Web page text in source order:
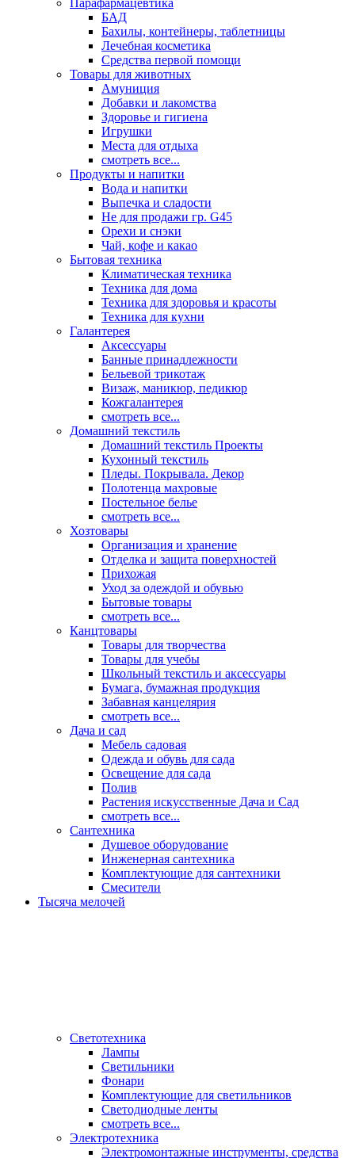
Парафармацевтика
БАД
Бахилы, контейнеры, таблетницы
Лечебная косметика
Средства первой помощи
Товары для животных
Амуниция
Добавки и лакомства
Здоровье и гигиена
Игрушки
Места для отдыха
смотреть все...
Продукты и напитки
Вода и напитки
Выпечка и сладости
Не для продажи гр. G45
Орехи и снэки
Чай, кофе и какао
Бытовая техника
Климатическая техника
Техника для дома
Техника для здоровья и красоты
Техника для кухни
Галантерея
Аксессуары
Банные принадлежности
Бельевой трикотаж
Визаж, маникюр, педикюр
Кожгалантерея
смотреть все...
Домашний текстиль
Домашний текстиль Проекты
Кухонный текстиль
Пледы. Покрывала. Декор
Полотенца махровые
Постельное белье
смотреть все...
Хозтовары
Организация и хранение
Отделка и защита поверхностей
Прихожая
Уход за одеждой и обувью
Бытовые товары
смотреть все...
Канцтовары
Товары для творчества
Товары для учебы
Школьный текстиль и аксессуары
Бумага, бумажная продукция
Забавная канцелярия
смотреть все...
Дача и сад
Мебель садовая
Одежда и обувь для сада
Освещение для сада
Полив
Растения искусственные Дача и Сад
смотреть все...
Сантехника
Душевое оборудование
Инженерная сантехника
Комплектующие для сантехники
Смесители
Тысяча мелочей
Светотехника
Лампы
Светильники
Фонари
Комплектующие для светильников
Светодиодные ленты
смотреть все...
Электротехника
Электромонтажные инструменты, средства